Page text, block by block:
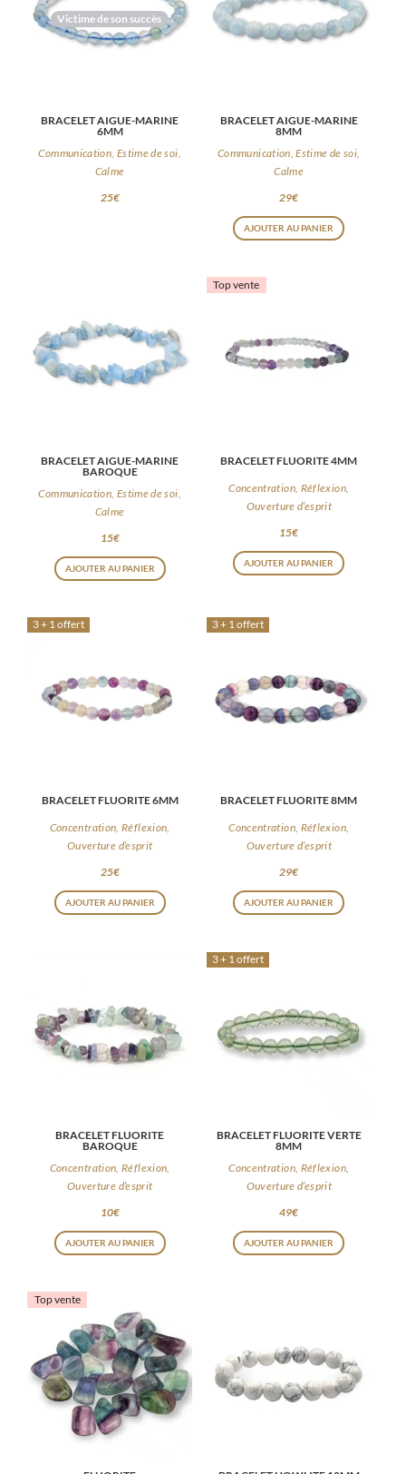
Victime de son succès
BRACELET AIGUE-MARINE
6MM
Communication, Estime de soi,
Calme
25€
BRACELET AIGUE-MARINE
8MM
Communication, Estime de soi,
Calme
29€
AJOUTER AU PANIER
BRACELET AIGUE-MARINE
BAROQUE
Communication, Estime de soi,
Calme
15€
AJOUTER AU PANIER
Top vente
BRACELET FLUORITE 4MM
Concentration, Réflexion,
Ouverture d’esprit
15€
AJOUTER AU PANIER
3 + 1 offert
BRACELET FLUORITE 6MM
Concentration, Réflexion,
Ouverture d’esprit
25€
AJOUTER AU PANIER
3 + 1 offert
BRACELET FLUORITE 8MM
Concentration, Réflexion,
Ouverture d’esprit
29€
AJOUTER AU PANIER
BRACELET FLUORITE
BAROQUE
Concentration, Réflexion,
Ouverture d’esprit
10€
AJOUTER AU PANIER
3 + 1 offert
BRACELET FLUORITE VERTE
8MM
Concentration, Réflexion,
Ouverture d’esprit
49€
AJOUTER AU PANIER
Top vente